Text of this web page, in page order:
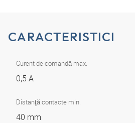
CARACTERISTICI
Curent de comandă max.
0,5 A
Distanţă contacte min.
40 mm